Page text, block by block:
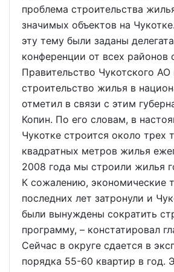
проблема строительства
значимых объектов на
эту тему были заданы
конференции от всех районов
Правительство Чукотского
строительство жилья в
отметил в связи с этим
Копин. По его словам, в
Чукотке строится около трех
квадратных метров жилья
2008 года мы строили жилья
К сожалению, экономические
последних лет затронули и
были вынуждены сократить
программу, – констатировал
Сейчас в округе сдается в
порядка 55-60 квартир в год.